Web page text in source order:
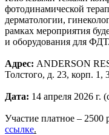
фотодинамической
дерматологии,
рамках мероприятия
и оборудования для ФДТ.
Адрес: ANDERSON
Толстого, д. 23, корп. 1,
Дата: 14 апреля 2026 г.
Участие платное –
ссылке.